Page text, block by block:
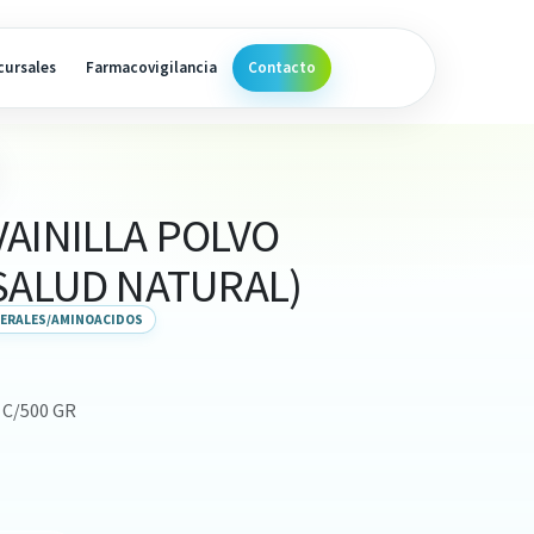
Farmacovigilancia Contacto
POLVO
NATURAL)
AMINOACIDOS
500 GR